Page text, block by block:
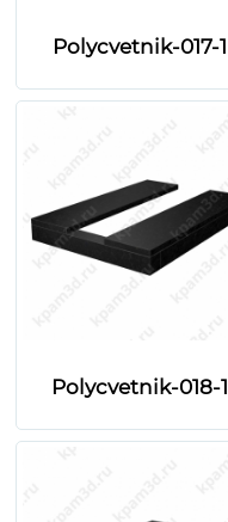
Polycvetnik-017-1
Polycvetnik-018-1